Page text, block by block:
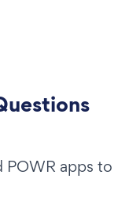
POWR apps to